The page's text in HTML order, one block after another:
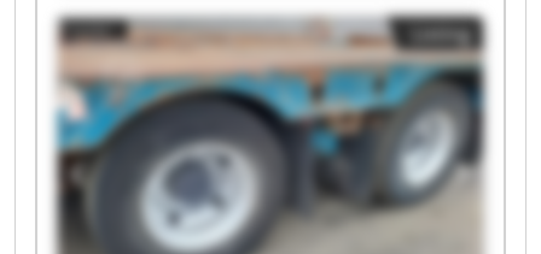
Pozzi Marco Macchine Utensili Pozzi Marco
Macchine Utensili Pozzi Marco Macchine Utensili
Pozzi Marco Macchine Utensili Pozzi Marco
Macchine Utensili Pozzi Marco Macchine Utensili
Pozzi Marco Macchine Utensili Pozzi Marco
Macchine Utensili Pozzi Marco Macchine Utensili
Pozzi Marco Macchine Utensili Pozzi Marco
Macchine Utensili Pozzi Marco Macchine Utensili
Pozzi Marco Macchine Utensili Pozzi Marco
Macchine Utensili
Listing